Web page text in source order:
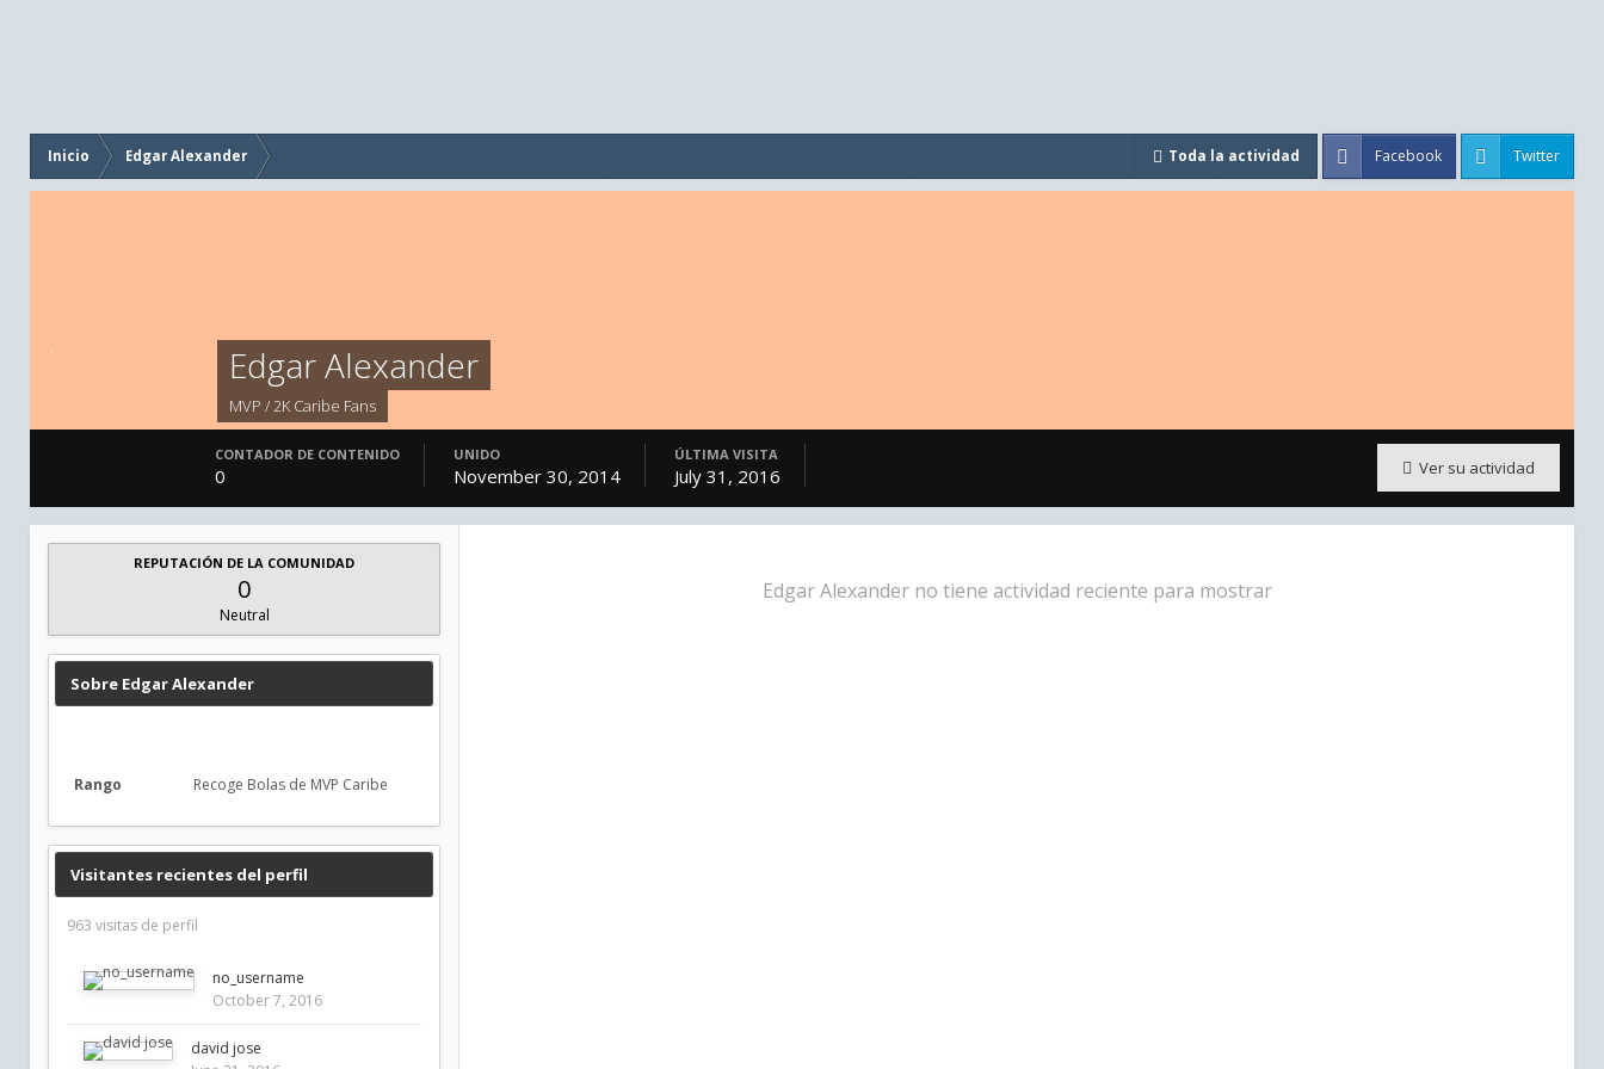
Toda la actividad
Inicio Edgar Alexander Facebook Twitter
Edgar Alexander
MVP / 2K Caribe Fans
Ver su actividad
CONTADOR DE CONTENIDO
0
UNIDO
November 30, 2014
ÚLTIMA VISITA
July 31, 2016
REPUTACIÓN DE LA COMUNIDAD
0
Neutral
Sobre Edgar Alexander
Rango Recoge Bolas de MVP Caribe
Visitantes recientes del perfil
963 visitas de perfil
no_username
October 7, 2016
david jose
Edgar Alexander no tiene actividad reciente para mostrar